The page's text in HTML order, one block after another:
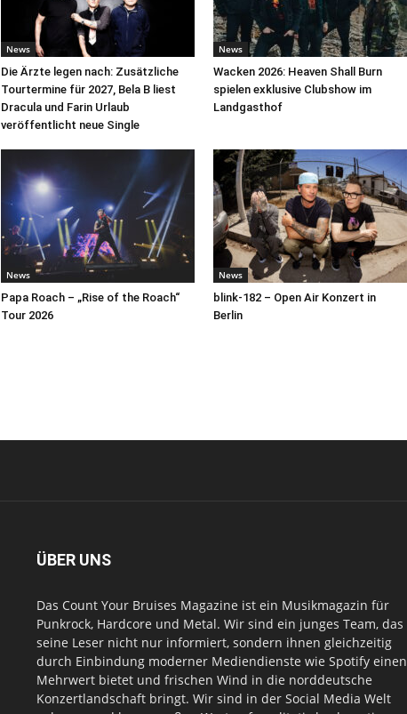
News
Die Ärzte legen nach: Zusätzliche
Tourtermine für 2027, Bela B liest
Dracula und Farin Urlaub
veröffentlicht neue Single
News
Wacken 2026: Heaven Shall Burn
spielen exklusive Clubshow im
Landgasthof
News
Papa Roach – „Rise of the Roach“
Tour 2026
News
blink-182 – Open Air Konzert in
Berlin
ÜBER UNS
Das Count Your Bruises Magazine ist ein Musikmagazin für
Punkrock, Hardcore und Metal. Wir sind ein junges Team, das
seine Leser nicht nur informiert, sondern ihnen gleichzeitig
durch Einbindung moderner Mediendienste wie Spotify einen
Mehrwert bietet und frischen Wind in die norddeutsche
Konzertlandschaft bringt. Wir sind in der Social Media Welt